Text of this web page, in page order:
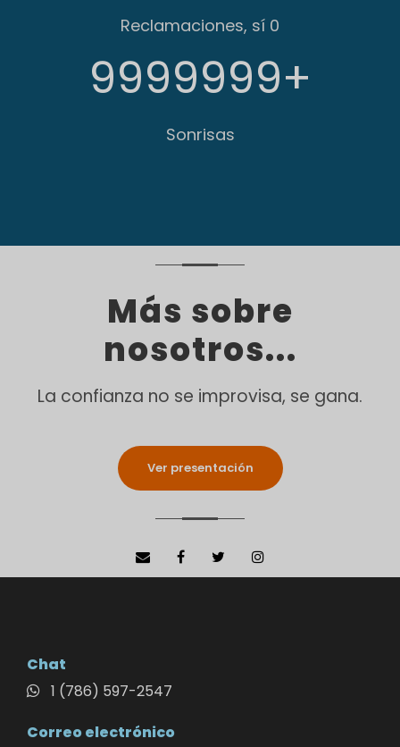
Reclamaciones, sí 0
9999999+
Sonrisas
Más sobre
nosotros...
La confianza no se improvisa, se gana.
Ver presentación
Chat
1 (786) 597-2547
Correo electrónico